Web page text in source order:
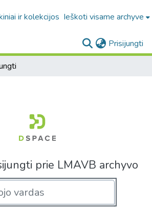
ir kolekcijos Ieškoti visame archyve
Prisijungti
prie LMAVB archyvo